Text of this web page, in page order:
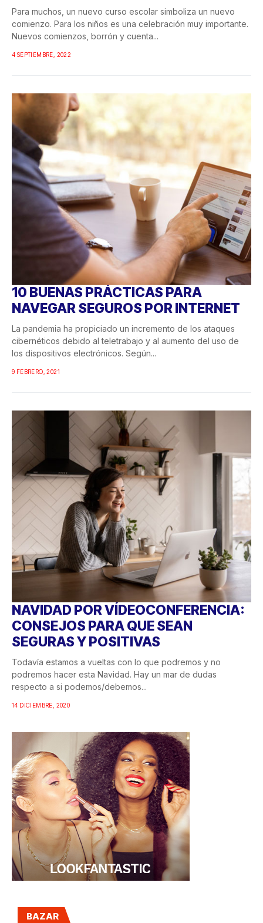
Para muchos, un nuevo curso escolar simboliza un nuevo
comienzo. Para los niños es una celebración muy importante.
Nuevos comienzos, borrón y cuenta...
4 SEPTIEMBRE, 2022
10 BUENAS PRÁCTICAS PARA
NAVEGAR SEGUROS POR INTERNET
La pandemia ha propiciado un incremento de los ataques
cibernéticos debido al teletrabajo y al aumento del uso de
los dispositivos electrónicos. Según...
9 FEBRERO, 2021
NAVIDAD POR VÍDEOCONFERENCIA:
CONSEJOS PARA QUE SEAN
SEGURAS Y POSITIVAS
Todavía estamos a vueltas con lo que podremos y no
podremos hacer esta Navidad. Hay un mar de dudas
respecto a si podemos/debemos...
14 DICIEMBRE, 2020
BAZAR